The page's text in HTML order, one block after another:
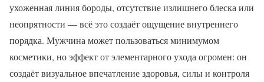
ухоженная линия бороды, отсутствие излишнего блеска или
неопрятности — всё это создаёт ощущение внутреннего
порядка. Мужчина может пользоваться минимумом
косметики, но эффект от элементарного ухода огромен: он
создаёт визуальное впечатление здоровья, силы и контроля